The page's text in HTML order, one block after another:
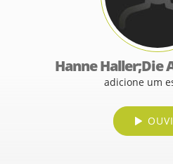
Hanne Haller;Die
adicione um